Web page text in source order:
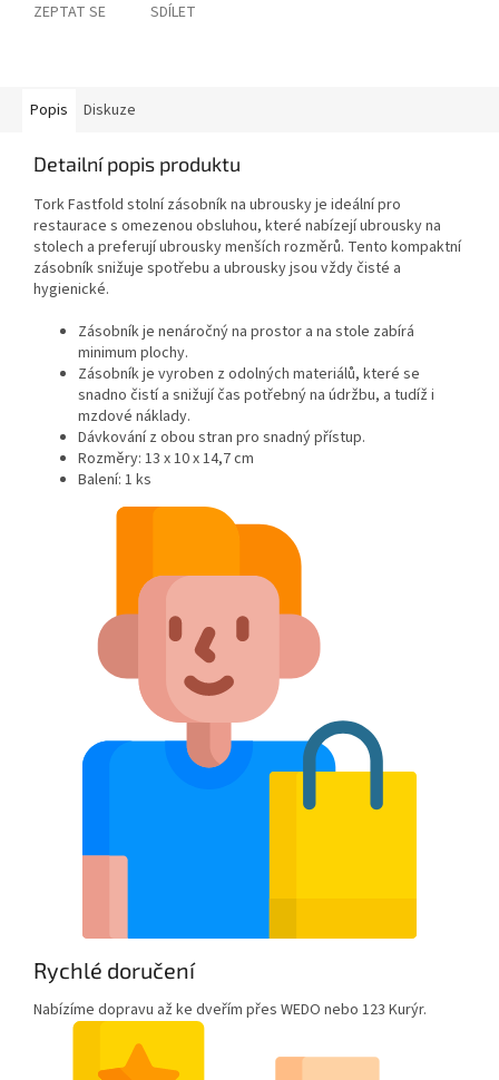
ZEPTAT SE SDÍLET
Popis Diskuze
Detailní popis produktu
Tork Fastfold stolní zásobník na ubrousky je ideální pro
restaurace s omezenou obsluhou, které nabízejí ubrousky na
stolech a preferují ubrousky menších rozměrů. Tento kompaktní
zásobník snižuje spotřebu a ubrousky jsou vždy čisté a
hygienické.
Zásobník je nenáročný na prostor a na stole zabírá
minimum plochy.
Zásobník je vyroben z odolných materiálů, které se
snadno čistí a snižují čas potřebný na údržbu, a tudíž i
mzdové náklady.
Dávkování z obou stran pro snadný přístup.
Rozměry: 13 x 10 x 14,7 cm
Balení: 1 ks
Rychlé doručení
Nabízíme dopravu až ke dveřím přes WEDO nebo 123 Kurýr.